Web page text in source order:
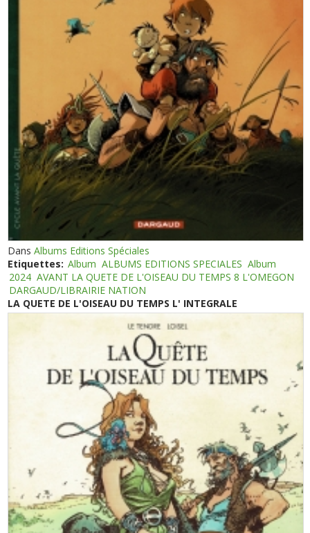
DansAlbums Editions Spéciales
Etiquettes: Album ALBUMS EDITIONS SPECIALES Album
2024 AVANT LA QUETE DE L'OISEAU DU TEMPS 8 L'OMEGON
DARGAUD/LIBRAIRIE NATION
LA QUETE DE L'OISEAU DU TEMPS L' INTEGRALE